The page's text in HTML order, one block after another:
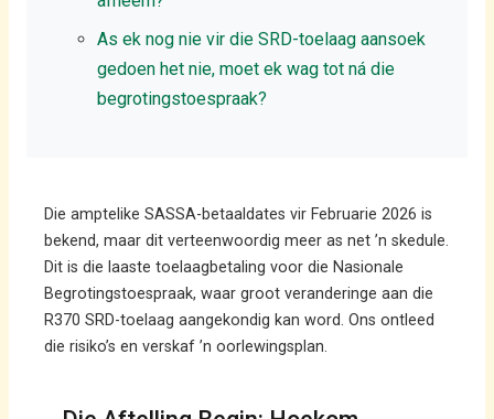
As ek nog nie vir die SRD-toelaag aansoek
gedoen het nie, moet ek wag tot ná die
begrotingstoespraak?
Die amptelike SASSA-betaaldates vir Februarie 2026 is
bekend, maar dit verteenwoordig meer as net ’n skedule.
Dit is die laaste toelaagbetaling voor die Nasionale
Begrotingstoespraak, waar groot veranderinge aan die
R370 SRD-toelaag aangekondig kan word. Ons ontleed
die risiko’s en verskaf ’n oorlewingsplan.